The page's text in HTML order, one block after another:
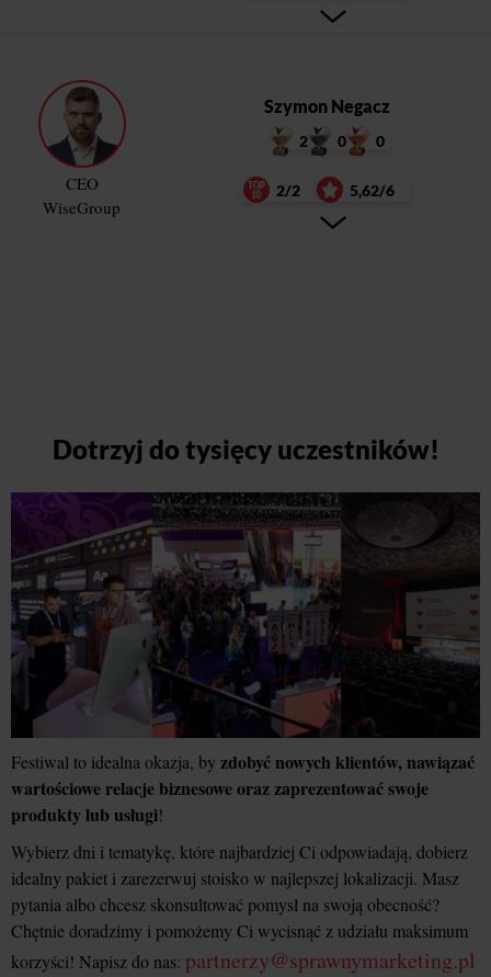
CEO
WiseGroup
Szymon Negacz
2 0 0
2/2 5,62/6
Dotrzyj do tysięcy uczestników!
Festiwal to idealna okazja, by zdobyć nowych klientów, nawiązać
wartościowe relacje biznesowe oraz zaprezentować swoje
produkty lub usługi!
Wybierz dni i tematykę, które najbardziej Ci odpowiadają, dobierz
idealny pakiet i zarezerwuj stoisko w najlepszej lokalizacji. Masz
pytania albo chcesz skonsultować pomysł na swoją obecność?
Chętnie doradzimy i pomożemy Ci wycisnąć z udziału maksimum
korzyści! Napisz do nas: partnerzy@sprawnymarketing.pl